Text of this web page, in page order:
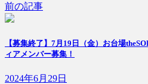
前の記事
【募集終了】7月19日（金）お台場
ィアメンバー募集！
2024年6月29日